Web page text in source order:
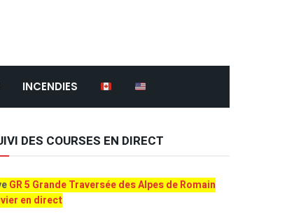
INCENDIES
DES COURSES EN DIRECT
GR 5 Grande Traversée des Alpes de Romain
en direct